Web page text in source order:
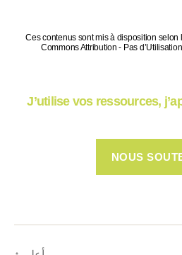
Ces contenus sont mis à disposition
Commons Attribution - Pas
J’utilise vos ressources,
NOUS